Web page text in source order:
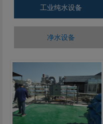
工业纯水设备
净水设备